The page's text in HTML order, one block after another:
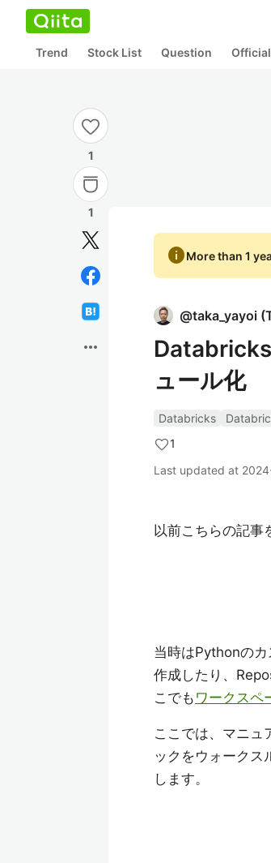
Trend Stock List Question
1
1
more_horiz
infoMore than 1
@taka_yayoi (
ュール化
Databricks
1
Last updated at
以前こちらの記事
当時はPythonの
作成したり、
こでも ワークスペ
ここでは、マニュ
ックをウォーク
します。